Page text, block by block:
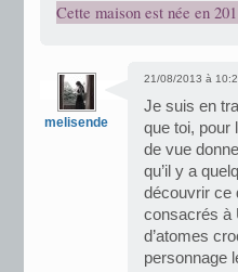
Cette maison est née en
melisende
21/08/2013 à
Je suis en
que toi, pour
de vue
qu’il y a
découvrir ce
consacrés à
d’atomes
personnage